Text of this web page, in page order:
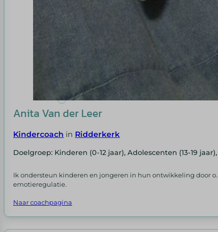
Anita Van der Leer
Kindercoach in Ridderkerk
Doelgroep: Kinderen (0-12 jaar), Adolescenten (13-19
Ik ondersteun kinderen en jongeren in hun ontwikkeling door
emotieregulatie.
Naar coachpagina